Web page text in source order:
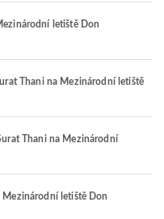
letiště Don
Thani na Mezinárodní letiště
Thani na Mezinárodní
letiště Don